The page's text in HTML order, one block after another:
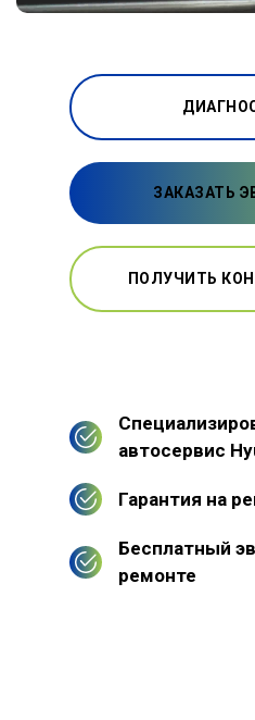
ЗАКАЗАТЬ
ПОЛУЧИТЬ
автосервис
Гарантия на
Бесплатный
ремонте